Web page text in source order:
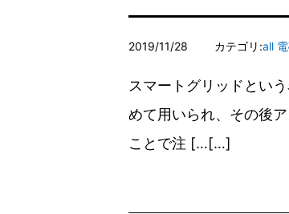
2019/11/28 カテゴリ:all
スマートグリッドとい
めて用いられ、その後
ことで注 […